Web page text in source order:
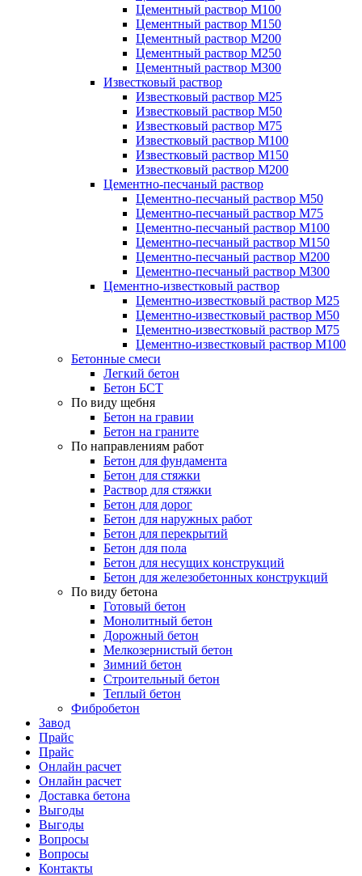
Цементный раствор М100
Цементный раствор М150
Цементный раствор М200
Цементный раствор М250
Цементный раствор М300
Известковый раствор
Известковый раствор М25
Известковый раствор М50
Известковый раствор М75
Известковый раствор М100
Известковый раствор М150
Известковый раствор М200
Цементно-песчаный раствор
Цементно-песчаный раствор М50
Цементно-песчаный раствор М75
Цементно-песчаный раствор М100
Цементно-песчаный раствор М150
Цементно-песчаный раствор М200
Цементно-песчаный раствор М300
Цементно-известковый раствор
Цементно-известковый раствор М25
Цементно-известковый раствор М50
Цементно-известковый раствор М75
Цементно-известковый раствор М100
Бетонные смеси
Легкий бетон
Бетон БСТ
По виду щебня
Бетон на гравии
Бетон на граните
По направлениям работ
Бетон для фундамента
Бетон для стяжки
Раствор для стяжки
Бетон для дорог
Бетон для наружных работ
Бетон для перекрытий
Бетон для пола
Бетон для несущих конструкций
Бетон для железобетонных конструкций
По виду бетона
Готовый бетон
Монолитный бетон
Дорожный бетон
Мелкозернистый бетон
Зимний бетон
Строительный бетон
Теплый бетон
Фибробетон
Завод
Прайс
Прайс
Онлайн расчет
Онлайн расчет
Доставка бетона
Выгоды
Выгоды
Вопросы
Вопросы
Контакты